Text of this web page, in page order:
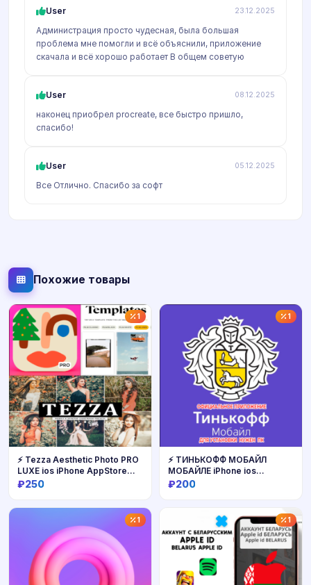
User 23.12.2025
Администрация просто чудесная, была большая
проблема мне помогли и всё объяснили, приложение
скачала и всё хорошо работает В общем советую
User 08.12.2025
наконец приобрел procreate, все быстро пришло,
спасибо!
User 05.12.2025
Все Отлично. Спасибо за софт
Похожие товары
1
⚡️ Tezza Aesthetic Photo PRO
LUXE ios iPhone AppStore
iPad
₽250
1
Купить
⚡️ ТИНЬКОФФ МОБАЙЛ
МОБАЙЛЕ iPhone ios
AppStore iPad
₽200
1 1